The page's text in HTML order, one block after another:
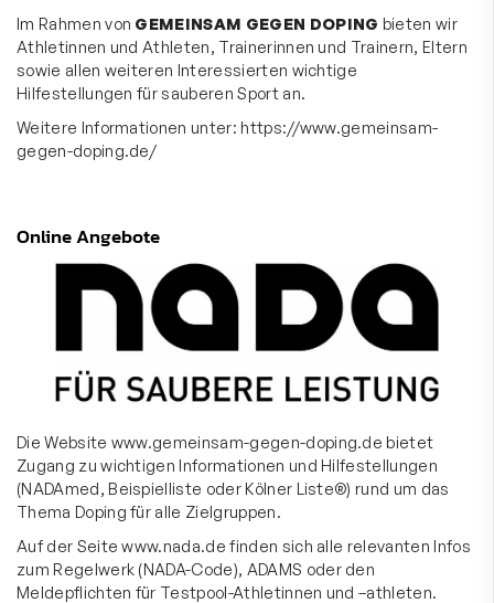
Im Rahmen von GEMEINSAM GEGEN DOPING bieten wir
Athletinnen und Athleten, Trainerinnen und Trainern, Eltern
sowie allen weiteren Interessierten wichtige
Hilfestellungen für sauberen Sport an.
Weitere Informationen unter: https://www.gemeinsam-
gegen-doping.de/
Online Angebote
Die Website www.gemeinsam-gegen-doping.de bietet
Zugang zu wichtigen Informationen und Hilfestellungen
(NADAmed, Beispielliste oder Kölner Liste®) rund um das
Thema Doping für alle Zielgruppen.
Auf der Seitewww.nada.de finden sich alle relevanten Infos
zum Regelwerk (NADA-Code), ADAMS oder den
Meldepflichten für Testpool-Athletinnen und –athleten.